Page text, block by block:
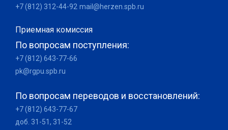
+7 (812) 312-44-92 mail@herzen.spb.ru
Приемная комиссия
По вопросам поступления:
+7 (812) 643-77-66
pk@rgpu.spb.ru
По вопросам переводов и восстановлений:
+7 (812) 643-77-67
доб. 31-51, 31-52